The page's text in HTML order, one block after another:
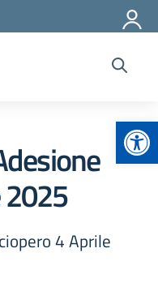
4 Aprile